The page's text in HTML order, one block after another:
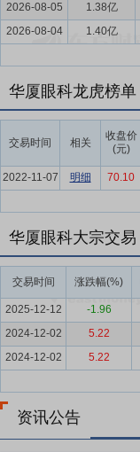
眼科门急诊人次从
眼科执业医生数量稳步
取得快速发展，市场占
要点5：院士领衔的顶
眼表、青光眼、眼眶与
者、中华医学会眼科学
主任委员、中国医师协
副组长或委员。目前
要点6：拥有突出的眼
级甲等专科医院，并于
物临床试验机构、福建
《复旦版中国医院排
眼科重点专科，首批西
2026-08-05
1.38亿
2026-08-04
1.40亿
华厦眼科龙虎榜单
交易时间 相关
收盘价
(元)
2022-11-07
明细 70.10
华厦眼科大宗交易
交易时间 涨跌幅(%)
2025-12-12 -1.96
2024-12-02
5.22
2024-12-02
5.22
资讯公告